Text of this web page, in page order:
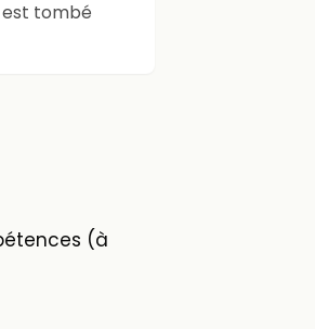
est tombé
(à